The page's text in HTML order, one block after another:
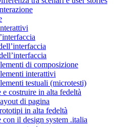
di composizione
interattivi
testuali (microtesti)
e costruire in alta fedeltà
di pagina
in alta fedeltà
con il design system .italia